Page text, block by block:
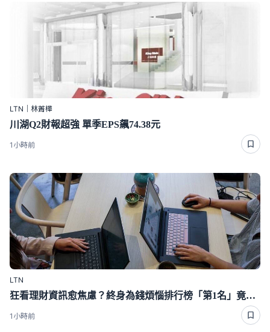
LTN｜林菁樺
川湖Q2財報超強 單季EPS飆74.38元
1小時前
LTN
狂看理財資訊愈焦慮？終身為錢煩惱排行榜「第1名」竟是這種人
1小時前